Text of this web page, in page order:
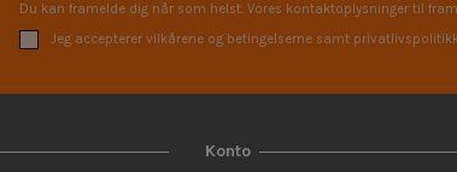
Du kan framelde dig når som helst. Vores kontaktoplysninger til
Jeg accepterer vilkårene og betingelserne samt
Konto